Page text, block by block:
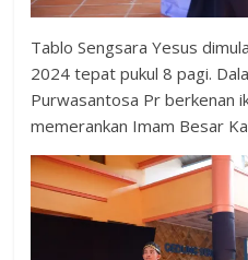
Tablo Sengsara Yesus
2024 tepat pukul 8 pagi.
Purwasantosa Pr berkenan
memerankan Imam Besar